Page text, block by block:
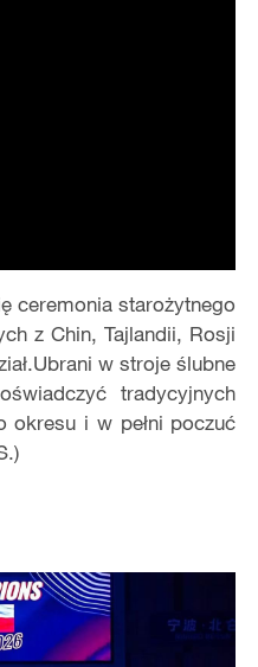
ceremonia starożytnego
z Chin, Tajlandii, Rosji
w stroje ślubne
tradycyjnych
okresu i w pełni poczuć